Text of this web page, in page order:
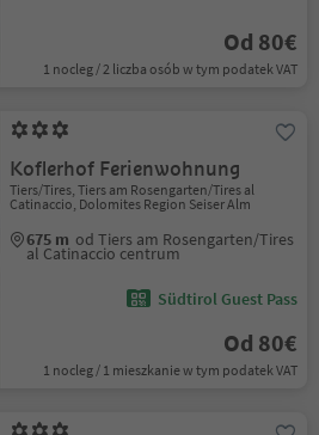
Od 80€
1 nocleg / 2 liczba osób w tym podatek VAT
Koflerhof Ferienwohnung
Tiers/Tires, Tiers am Rosengarten/Tires al
Catinaccio, Dolomites Region Seiser Alm
675 m od Tiers am Rosengarten/Tires
al Catinaccio centrum
Südtirol Guest Pass
Od 80€
1 nocleg / 1 mieszkanie w tym podatek VAT